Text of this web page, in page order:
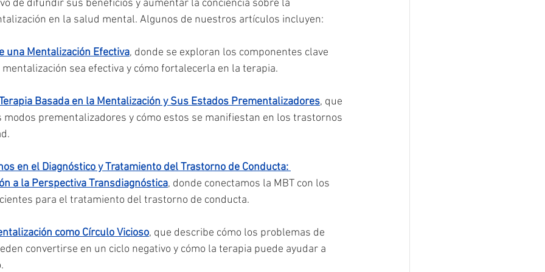
de difundir sus beneficios y aumentar la conciencia sobre la
en la salud mental. Algunos de nuestros artículos incluyen:
una Mentalización Efectiva, donde se exploran los componentes clave
sea efectiva y cómo fortalecerla en la terapia.
Basada en la Mentalización y Sus Estados Prementalizadores, que
modos prementalizadores y cómo estos se manifiestan en los trastornos
en el Diagnóstico y Tratamiento del Trastorno de Conducta:
a la Perspectiva Transdiagnóstica, donde conectamos la MBT con los
para el tratamiento del trastorno de conducta.
como Círculo Vicioso, que describe cómo los problemas de
convertirse en un ciclo negativo y cómo la terapia puede ayudar a